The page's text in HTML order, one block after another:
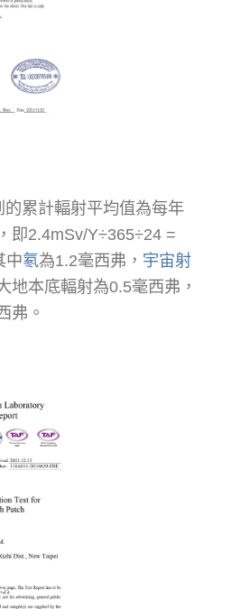
累計輻射平均值為每年
即2.4mSv/Y÷365÷24 =
中氡為1.2毫西弗， 宇宙射
地本底輻射為0.5毫西弗，
弗。